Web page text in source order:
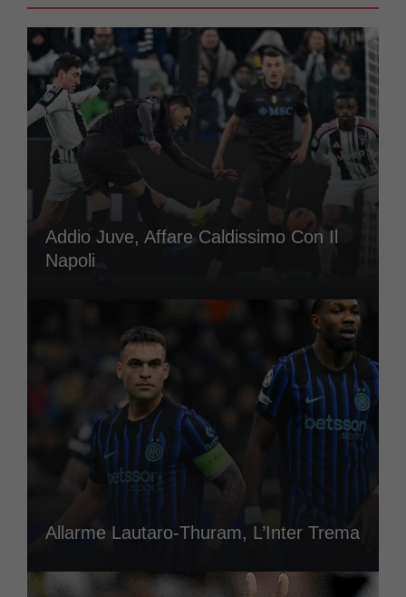
Addio Juve, Affare Caldissimo Con Il
Napoli
Allarme Lautaro-Thuram, L’Inter Trema